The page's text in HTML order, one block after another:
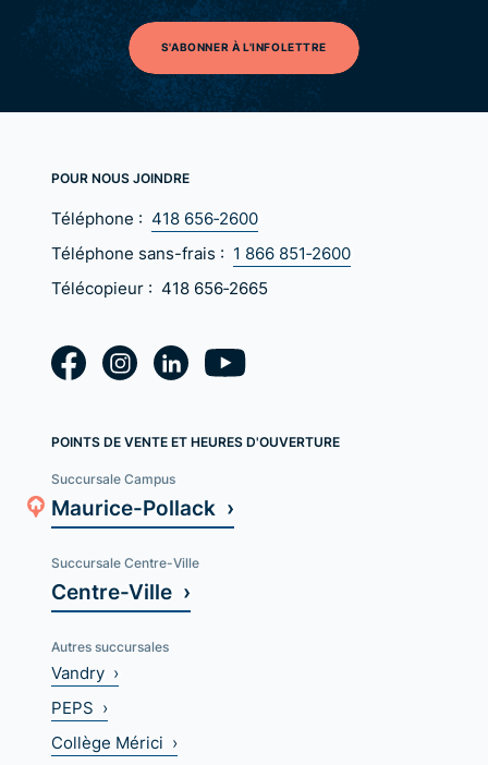
S'ABONNER À L'INFOLETTRE
POUR NOUS JOINDRE
Téléphone : 418 656‑2600
Téléphone sans-frais : 1 866 851‑2600
Télécopieur : 418 656‑2665
POINTS DE VENTE ET HEURES D'OUVERTURE
Succursale Campus
Maurice-Pollack ›
Succursale Centre-Ville
Centre-Ville ›
Autres succursales
Vandry ›
PEPS ›
Collège Mérici ›